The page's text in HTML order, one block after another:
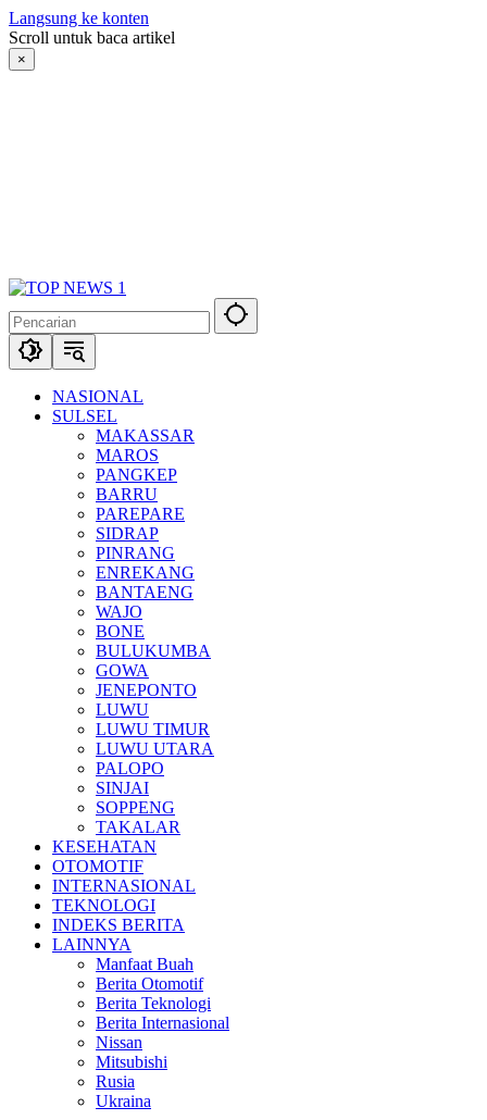
Langsung ke konten
Scroll untuk baca artikel
×
NASIONAL
SULSEL
MAKASSAR
MAROS
PANGKEP
BARRU
PAREPARE
SIDRAP
PINRANG
ENREKANG
BANTAENG
WAJO
BONE
BULUKUMBA
GOWA
JENEPONTO
LUWU
LUWU TIMUR
LUWU UTARA
PALOPO
SINJAI
SOPPENG
TAKALAR
KESEHATAN
OTOMOTIF
INTERNASIONAL
TEKNOLOGI
INDEKS BERITA
LAINNYA
Manfaat Buah
Berita Otomotif
Berita Teknologi
Berita Internasional
Nissan
Mitsubishi
Rusia
Ukraina